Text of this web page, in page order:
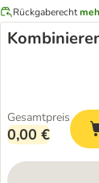
Rückgaberecht
Gesamtpreis
0,00 €